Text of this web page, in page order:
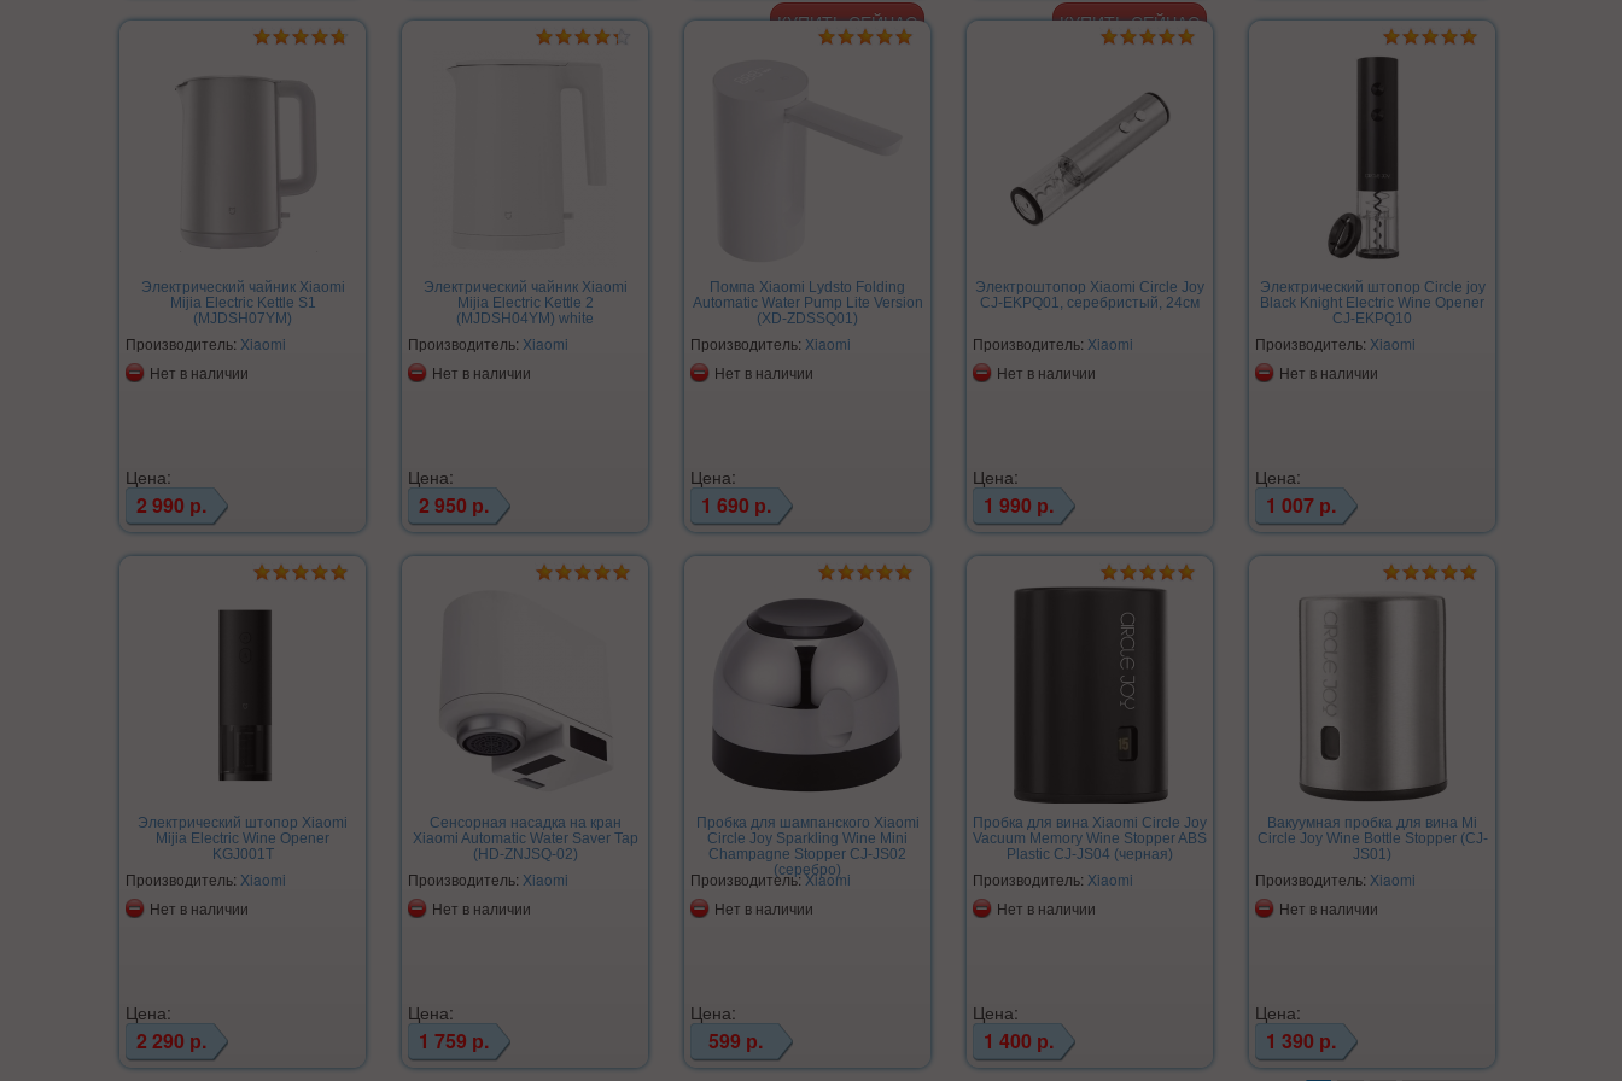
Электрический чайник Xiaomi
Mijia Electric Kettle S1
(MJDSH07YM)
Производитель: Xiaomi
Нет в наличии
Цена:
2 990 р.
Электрический чайник Xiaomi
Mijia Electric Kettle 2
(MJDSH04YM) white
Производитель: Xiaomi
Нет в наличии
Цена:
2 950 р.
Помпа Xiaomi Lydsto Folding
Automatic Water Pump Lite Version
(XD-ZDSSQ01)
Производитель: Xiaomi
Нет в наличии
Цена:
1 690 р.
Электроштопор Xiaomi Circle Joy
CJ-EKPQ01, серебристый, 24см
Производитель: Xiaomi
Нет в наличии
Цена:
1 990 р.
Электрический штопор Circle joy
Black Knight Electric Wine Opener
CJ-EKPQ10
Производитель: Xiaomi
Нет в наличии
Цена:
1 007 р.
Электрический штопор Xiaomi
Mijia Electric Wine Opener
KGJ001T
Производитель: Xiaomi
Нет в наличии
Цена:
2 290 р.
Сенсорная насадка на кран
Xiaomi Automatic Water Saver Tap
(HD-ZNJSQ-02)
Производитель: Xiaomi
Нет в наличии
Цена:
1 759 р.
Пробка для шампанского Xiaomi
Circle Joy Sparkling Wine Mini
Champagne Stopper CJ-JS02
(серебро)
Производитель:Xiaomi
Нет в наличии
Цена:
599 р.
Пробка для вина Xiaomi Circle Joy
Vacuum Memory Wine Stopper ABS
Plastic CJ-JS04 (черная)
Производитель: Xiaomi
Нет в наличии
Цена:
1 400 р.
Вакуумная пробка для вина Mi
Circle Joy Wine Bottle Stopper (CJ-
JS01)
Производитель: Xiaomi
Нет в наличии
Цена:
1 390 р.